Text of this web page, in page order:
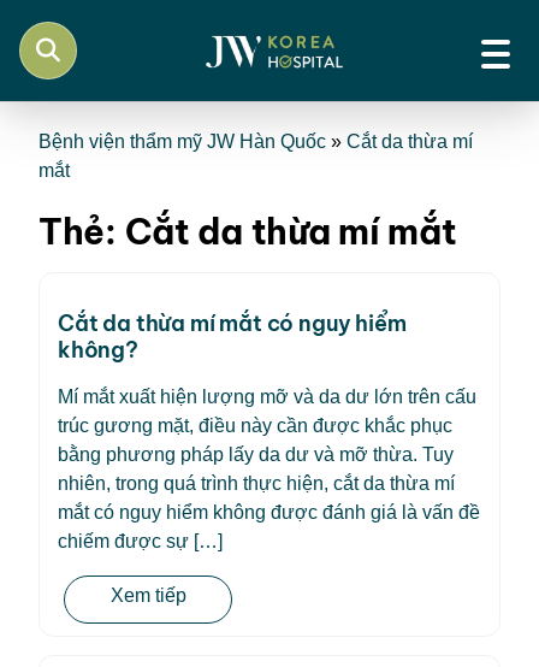
Bệnh viện thẩm mỹ JW Hàn Quốc » Cắt da thừa mí
mắt
Thẻ: Cắt da thừa mí mắt
Cắt da thừa mí mắt có nguy hiểm
không?
Mí mắt xuất hiện lượng mỡ và da dư lớn trên cấu
trúc gương mặt, điều này cần được khắc phục
bằng phương pháp lấy da dư và mỡ thừa. Tuy
nhiên, trong quá trình thực hiện, cắt da thừa mí
mắt có nguy hiểm không được đánh giá là vấn đề
chiếm được sự […]
Xem tiếp